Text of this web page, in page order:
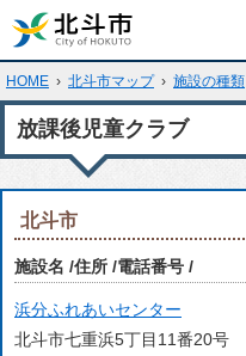
HOME › 北斗市マップ › 施設の種類
放課後児童クラブ
北斗市
施設名 住所 電話番号
浜分ふれあいセンター
北斗市七重浜5丁目11番20号